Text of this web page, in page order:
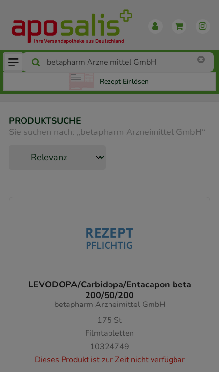
Rezept Einlösen
PRODUKTSUCHE
Sie suchen nach: „betapharm Arzneimittel GmbH“
LEVODOPA/Carbidopa/Entacapon beta
200/50/200
betapharm Arzneimittel GmbH
175 St
Filmtabletten
10324749
Dieses Produkt ist zur Zeit nicht verfügbar